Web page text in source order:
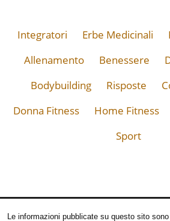
Integratori Erbe Medicinali
Allenamento
Benessere
Bodybuilding
Risposte
Donna Fitness
Home Fitness
Sport
Le informazioni pubblicate su questo sito